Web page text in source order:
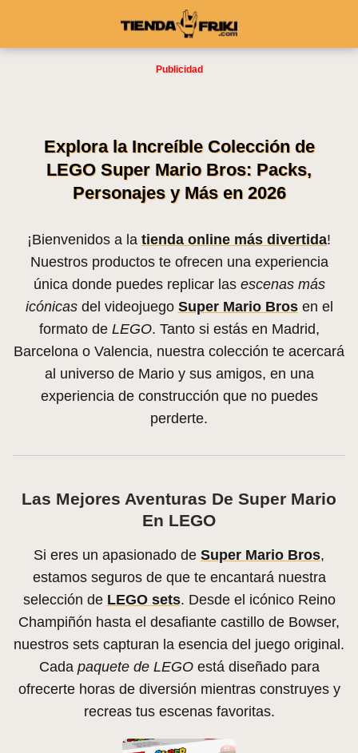
Explora la Increíble Colección de
LEGO Super Mario Bros: Packs,
Personajes y Más en 2026
¡Bienvenidos a la tienda online más divertida!
Nuestros productos te ofrecen una experiencia
única donde puedes replicar las escenas más
icónicasdel videojuego Super Mario Brosen el
formato de LEGO. Tanto si estás en Madrid,
Barcelona o Valencia, nuestra colección te acercará
al universo de Mario y sus amigos, en una
experiencia de construcción que no puedes
perderte.
Las Mejores Aventuras De Super Mario
En LEGO
Si eres un apasionado de Super Mario Bros,
estamos seguros de que te encantará nuestra
selección de LEGO sets. Desde el icónico Reino
Champiñón hasta el desafiante castillo de Bowser,
nuestros sets capturan la esencia del juego original.
Cada paquete de LEGOestá diseñado para
ofrecerte horas de diversión mientras construyes y
recreas tus escenas favoritas.